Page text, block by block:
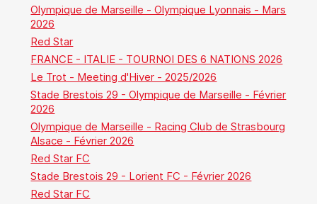
Olympique de Marseille - Olympique Lyonnais - Mars
2026
Red Star
FRANCE - ITALIE - TOURNOI DES 6 NATIONS 2026
Le Trot - Meeting d'Hiver - 2025/2026
Stade Brestois 29 - Olympique de Marseille - Février
2026
Olympique de Marseille - Racing Club de Strasbourg
Alsace - Février 2026
Red Star FC
Stade Brestois 29 - Lorient FC - Février 2026
Red Star FC